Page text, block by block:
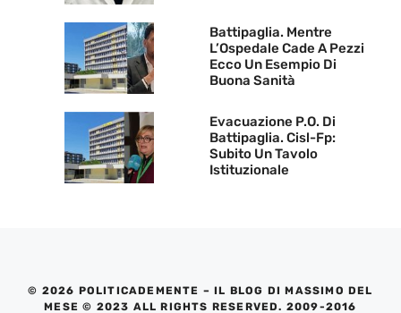
Battipaglia. Mentre
L’Ospedale Cade A Pezzi
Ecco Un Esempio Di
Buona Sanità
Evacuazione P.O. Di
Battipaglia. Cisl-Fp:
Subito Un Tavolo
Istituzionale
© 2026 POLITICADEMENTE – IL BLOG DI MASSIMO DEL
MESE © 2023 ALL RIGHTS RESERVED. 2009-2016